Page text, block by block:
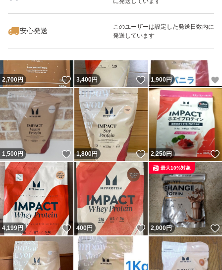
安心発送
このユーザーは設定した発送日数内に
発送しています
いいね！
3,200
2,700円 いいね！
3,400円 いいね！
1,900円
1,500円 いいね！
1,800円 いいね！
2,250円
4,199円 いいね！
400円 いいね！
2,000円
最大10%対象